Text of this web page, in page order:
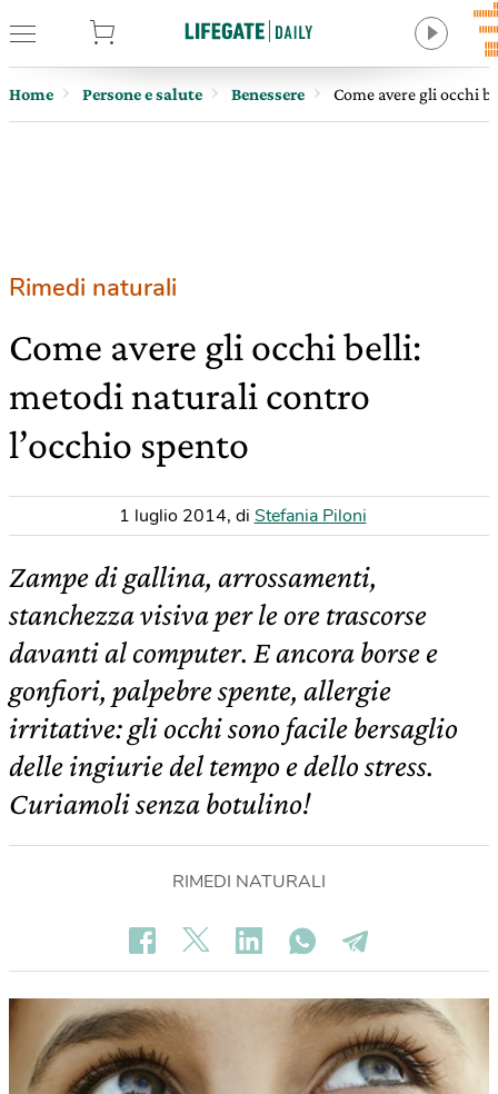
Home Persone e salute Benessere Come avere gli occhi
Rimedi naturali
Come avere gli occhi belli:
metodi naturali contro
l’occhio spento
1 luglio 2014, di Stefania Piloni
Zampe di gallina, arrossamenti,
stanchezza visiva per le ore trascorse
davanti al computer. E ancora borse e
gonfiori, palpebre spente, allergie
irritative: gli occhi sono facile bersaglio
delle ingiurie del tempo e dello stress.
Curiamoli senza botulino!
RIMEDI NATURALI